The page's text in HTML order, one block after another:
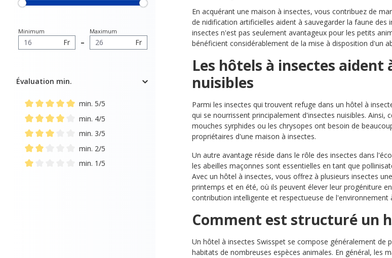
Minimum
Fr –
Maximum
Fr
Évaluation min.
Ajouter un filtre : Note minimale de 5 sur 5 étoiles
min. 5/5
Ajouter un filtre : Note minimale de 4 sur 5 étoiles
min. 4/5
Ajouter un filtre : Note minimale de 3 sur 5 étoiles
min. 3/5
Ajouter un filtre : Note minimale de 2 sur 5 étoiles
min. 2/5
min. 1/5
En acquérant une maison à insectes, vous contribuez de
de nidification artificielles aident à sauvegarder la faune
insectes n'est pas seulement avantageux pour les petits
bénéficient considérablement de la mise à disposition d'un
Les hôtels à insectes
nuisibles
Parmi les insectes qui trouvent refuge dans un hôtel à
qui se nourrissent principalement d'insectes nuisibles.
mouches syrphides ou les chrysopes ont besoin de
propriétaires d'une maison à insectes.
Un autre avantage réside dans le rôle des insectes dans
les abeilles maçonnes sont essentielles en tant que
Avec un hôtel à insectes, vous offrez à plusieurs insectes
printemps et en été, où ils peuvent élever leur progéniture
contribution intelligente et respectueuse de l'environnement
Comment est structuré un
Un hôtel à insectes Swisspet se compose généralement de
habitats de nombreuses espèces animales. En général, les